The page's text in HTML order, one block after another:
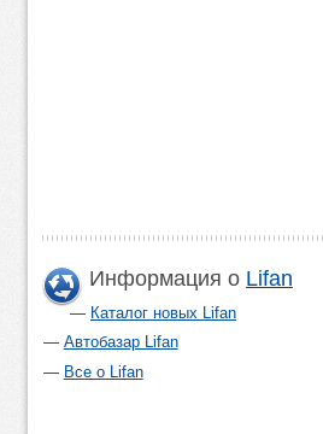
Информация о Lifan
Каталог новых Lifan
Автобазар Lifan
Все о Lifan